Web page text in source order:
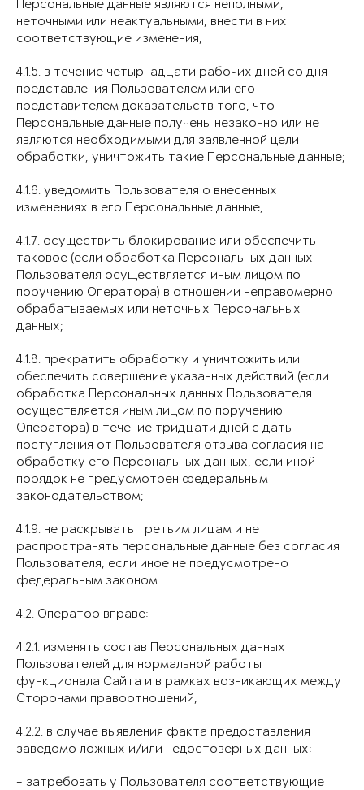
Персональные данные являются неполными,
неточными или неактуальными, внести в них
соответствующие изменения;
4.1.5. в течение четырнадцати рабочих дней со дня
представления Пользователем или его
представителем доказательств того, что
Персональные данные получены незаконно или не
являются необходимыми для заявленной цели
обработки, уничтожить такие Персональные данные;
4.1.6. уведомить Пользователя о внесенных
изменениях в его Персональные данные;
4.1.7. осуществить блокирование или обеспечить
таковое (если обработка Персональных данных
Пользователя осуществляется иным лицом по
поручению Оператора) в отношении неправомерно
обрабатываемых или неточных Персональных
данных;
4.1.8. прекратить обработку и уничтожить или
обеспечить совершение указанных действий (если
обработка Персональных данных Пользователя
осуществляется иным лицом по поручению
Оператора) в течение тридцати дней с даты
поступления от Пользователя отзыва согласия на
обработку его Персональных данных, если иной
порядок не предусмотрен федеральным
законодательством;
4.1.9. не раскрывать третьим лицам и не
распространять персональные данные без согласия
Пользователя, если иное не предусмотрено
федеральным законом.
4.2. Оператор вправе:
4.2.1. изменять состав Персональных данных
Пользователей для нормальной работы
функционала Сайта и в рамках возникающих между
Сторонами правоотношений;
4.2.2. в случае выявления факта предоставления
заведомо ложных и/или недостоверных данных:
- затребовать у Пользователя соответствующие